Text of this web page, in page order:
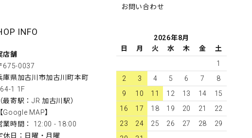
INFO
店舗
675-0037
庫県加古川市加古川町本町
1 1F
（最寄駅：JR 加古川駅）
【Google MAP】
業時間： 12:00 - 18:00
休日：日曜・月曜
お問い合わせ
2026年8月
日
月 火 水 木 金
土
1
2
3 4 5 6 7
8
9
10 11 12 13 14
15
16
17 18 19 20 21
22
23
24 25 26 27 28
29